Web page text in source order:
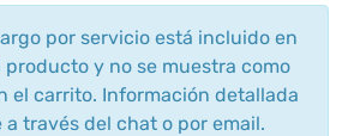
por servicio está incluido en
y no se muestra como
el carrito. Información detallada
través del chat o por email.